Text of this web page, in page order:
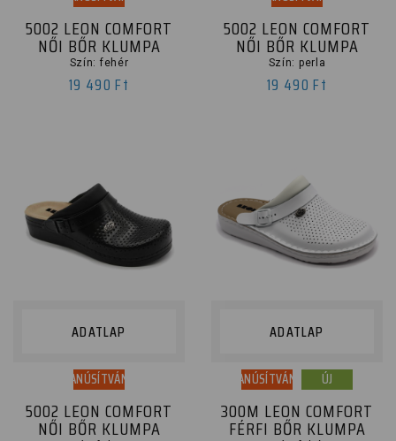
5002 LEON COMFORT
NŐI BŐR KLUMPA
Szín: fehér
19 490 Ft
5002 LEON COMFORT
NŐI BŐR KLUMPA
Szín: perla
19 490 Ft
ADATLAP
TANÚSÍTVÁNY
5002 LEON COMFORT
NŐI BŐR KLUMPA
ADATLAP
TANÚSÍTVÁNY ÚJ
300M LEON COMFORT
FÉRFI BŐR KLUMPA